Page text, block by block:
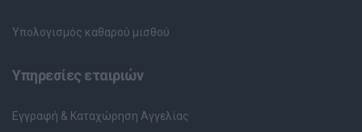
Υπολογισμός καθαρού μισθού
Υπηρεσίες εταιριών
Εγγραφή & Καταχώρηση Αγγελίας